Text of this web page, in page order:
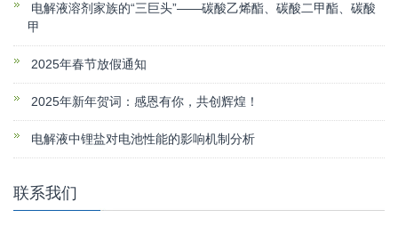
电解液溶剂家族的“三巨头”——碳酸乙烯酯、碳酸二甲酯、碳酸
甲
2025年春节放假通知
2025年新年贺词：感恩有你，共创辉煌！
电解液中锂盐对电池性能的影响机制分析
联系我们